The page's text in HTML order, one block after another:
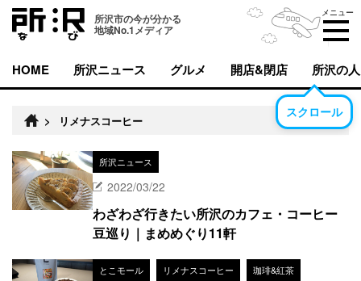
所沢市の今が分かる
地域No.1メディア
メニュー
HOME 所沢ニュース グルメ 開店&閉店 所沢の人
スクロール
> リメナスコーヒー
所沢ニュース
2022/03/22
わざわざ行きたい所沢のカフェ・コーヒー
豆巡り｜まめめぐり11軒
とこモール リメナスコーヒー 珈琲&紅茶